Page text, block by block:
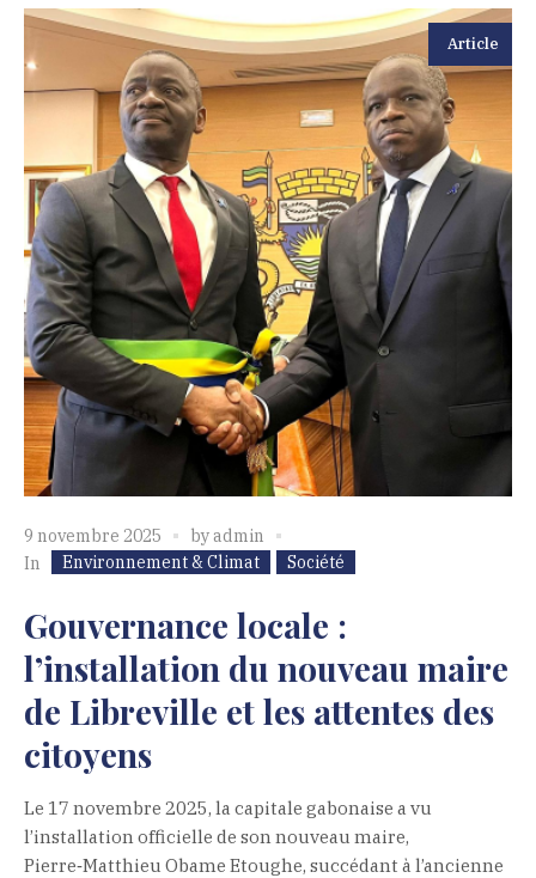
Article
9 novembre 2025 byadmin
In
Environnement & Climat Société
Gouvernance locale :
l’installation du nouveau maire
de Libreville et les attentes des
citoyens
Le 17 novembre 2025, la capitale gabonaise a vu
l’installation officielle de son nouveau maire,
Pierre‑Matthieu Obame Etoughe, succédant à l’ancienne